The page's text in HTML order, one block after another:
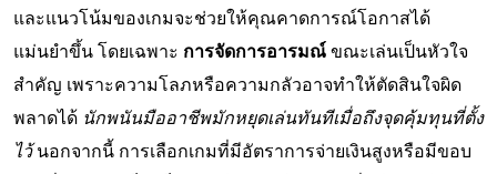
และแนวโน้มของเกมจะช่วยให้คุณคาดการณ์โอกาสได้
แม่นยำขึ้น โดยเฉพาะ การจัดการอารมณ์ ขณะเล่นเป็นหัวใจ
สำคัญ เพราะความโลภหรือความกลัวอาจทำให้ตัดสินใจผิด
พลาดได้ นักพนันมืออาชีพมักหยุดเล่นทันทีเมื่อถึงจุดคุ้มทุนที่ตั้ง
ไว้นอกจากนี้ การเลือกเกมที่มีอัตราการจ่ายเงินสูงหรือมีขอบ